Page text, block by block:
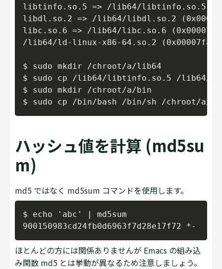
libtinfo.so.5 => /lib64/libtinfo.so.5
libdl.so.2 => /lib64/libdl.so.2
libc.so.6 => /lib64/libc.so.6
/lib64/ld-linux-x86-64.so.2
$ sudo mkdir /chroot/a/lib64
$ sudo cp /lib64/libtinfo.so.5 /lib64/
$ sudo mkdir /chroot/a/bin
ハッシュ値を計算 (md5su
m)
md5 ではなく md5sum コマンドを使用します。
$ echo 'abc' | md5sum
ほとんどの方には関係ありませんが Emacs の組み込
み関数 md5 とは挙動が異なるため注意しましょう。